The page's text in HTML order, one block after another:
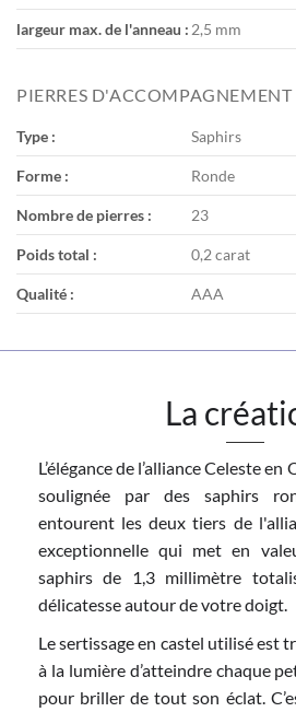
largeur max. de l'anneau : 2,5 mm
PIERRES D'ACCOMPAGNEMENT
Type : Saphirs
Forme : Ronde
Nombre de pierres : 23
Poids total : 0,2 carat
Qualité : AAA
La
L’élégance de l’alliance Celeste
soulignée par des saphirs
entourent les deux tiers de
exceptionnelle qui met en
saphirs de 1,3 millimètre
délicatesse autour de votre doigt.
Le sertissage en castel utilisé est
à la lumière d’atteindre chaque
pour briller de tout son éclat.